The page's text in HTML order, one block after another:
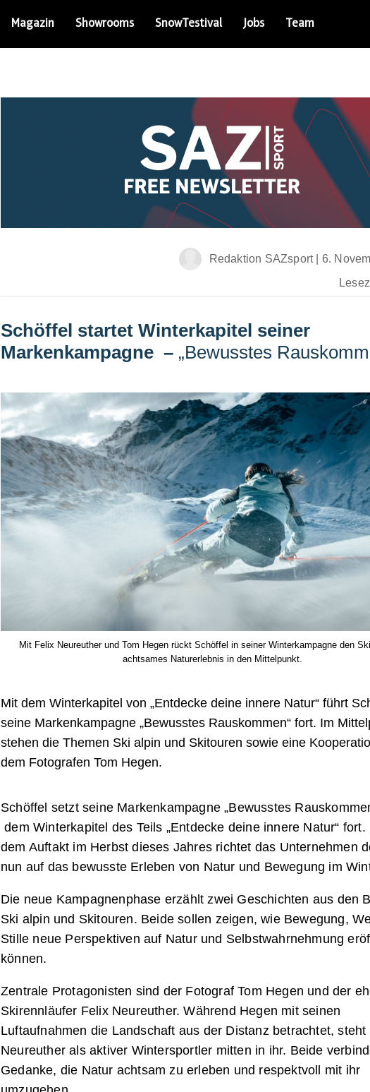
Magazin Showrooms SnowTestival Jobs Team
Redaktion SAZsport
6.
Schöffel startet Winterkapitel seiner
Markenkampagne – „Bewusstes
Mit Felix Neureuther und Tom Hegen rückt Schöffel in seiner Winterkampagne den
achtsames Naturerlebnis in den Mittelpunkt.
Mit dem Winterkapitel von „Entdecke deine innere Natur“ führt
seine Markenkampagne „Bewusstes Rauskommen“ fort. Im
stehen die Themen Ski alpin und Skitouren sowie eine
dem Fotografen Tom Hegen.
Schöffel setzt seine Markenkampagne „Bewusstes
dem Winterkapitel des Teils „Entdecke deine innere Natur“ fort.
dem Auftakt im Herbst dieses Jahres richtet das Unternehmen
nun auf das bewusste Erleben von Natur und Bewegung im
Die neue Kampagnenphase erzählt zwei Geschichten aus den
Ski alpin und Skitouren. Beide sollen zeigen, wie Bewegung,
Stille neue Perspektiven auf Natur und Selbstwahrnehmung
können.
Zentrale Protagonisten sind der Fotograf Tom Hegen und der
Skirennläufer Felix Neureuther. Während Hegen mit seinen
Luftaufnahmen die Landschaft aus der Distanz betrachtet, steht
Neureuther als aktiver Wintersportler mitten in ihr. Beide
Gedanke, die Natur achtsam zu erleben und respektvoll mit ihr